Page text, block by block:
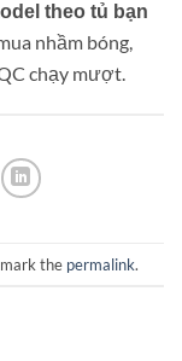
theo tủ bạn
nhầm bóng,
chạy mượt.
the permalink.